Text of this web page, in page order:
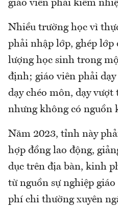
giáo viên phải kiêm
Nhiều trường học vì
phải nhập lớp, ghép lớp
lượng học sinh trong
định; giáo viên phải
dạy chéo môn, dạy
nhưng không có nguồn
Năm 2023, tỉnh này
hợp đồng lao động,
dục trên địa bàn, kinh
từ nguồn sự nghiệp
phí chi thường xuyên